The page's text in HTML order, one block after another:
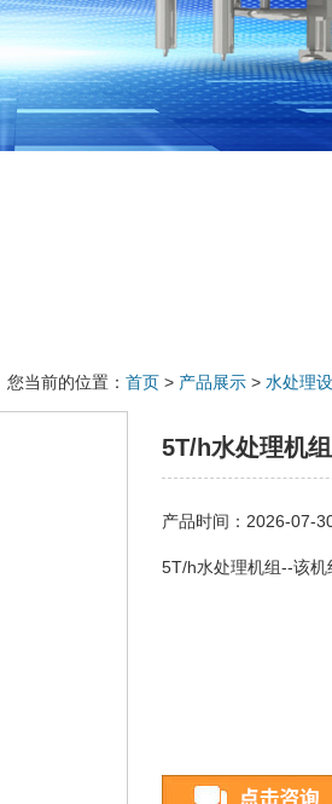
您当前的位置： 首页 > 产品展示 > 水处理
5T/h水处理机组
产品时间：2026-07-
5T/h水处理机组--该机